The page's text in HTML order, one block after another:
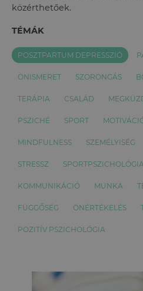
közérthetőek.
TÉMÁK
POSZTPARTUM DEPRESSZIÓ
ÖNISMERET SZORONGÁS
TERÁPIA CSALÁD
PSZICHÉ SPORT
MINDFULNESS SZEMÉLYISÉG
STRESSZ
KOMMUNIKÁCIÓ MUNKA
FÜGGŐSÉG ÖNÉRTÉKELÉS
POZITÍV PSZICHOLÓGIA